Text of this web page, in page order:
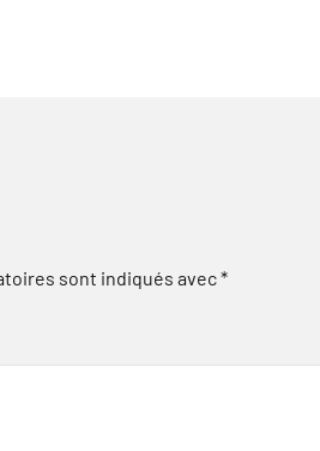
sont indiqués avec*